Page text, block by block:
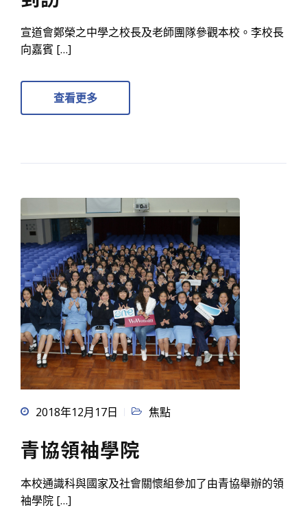
宣道會鄭榮之中學之校長及老師團隊參觀本校。李校長
向嘉賓 […]
查看更多
2018年12月17日 焦點
青協領袖學院
本校通識科與國家及社會關懷組參加了由青協舉辦的領
袖學院 […]